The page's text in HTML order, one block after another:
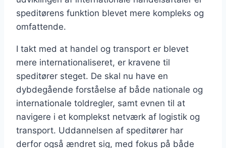
speditørens funktion blevet mere kompleks og
omfattende.
I takt med at handel og transport er blevet
mere internationaliseret, er kravene til
speditører steget. De skal nu have en
dybdegående forståelse af både nationale og
internationale toldregler, samt evnen til at
navigere i et komplekst netværk af logistik og
transport. Uddannelsen af speditører har
derfor også ændret sig, med fokus på både